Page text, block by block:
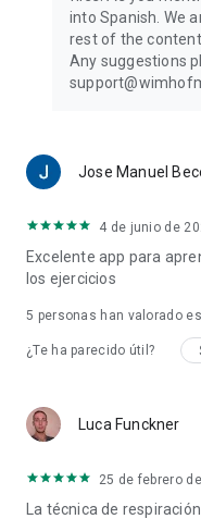
into Spanish. We
rest of the
Any suggestions
Jose Manuel
4 de junio de
Excelente app para
los ejercicios
5 personas han valorado
¿Te ha parecido útil?
Luca Funckner
25 de febrero
La técnica de